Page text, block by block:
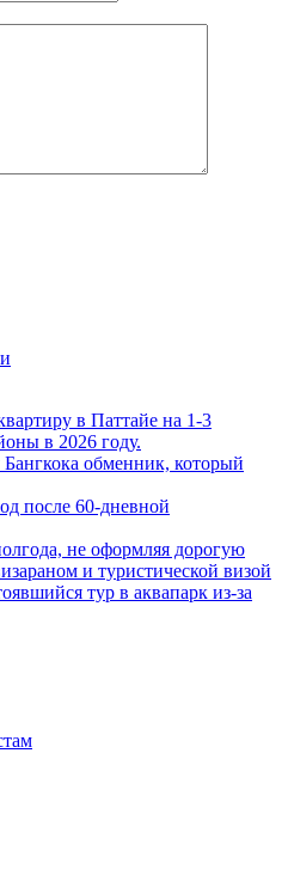
в Паттайе на 1-3
в 2026 году.
обменник, который
после 60-дневной
не оформляя дорогую
и туристической визой
тур в аквапарк из-за